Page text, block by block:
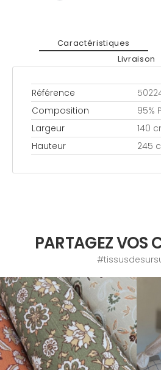
Caractéristiques
Livraison
Référence
Composition
95%
Largeur
140
Hauteur
245
PARTAGEZ VOS